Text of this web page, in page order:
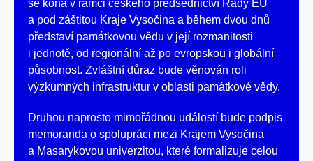
se koná v rámci českého předsednictví Rady EU
a pod záštitou Kraje Vysočina a během dvou dnů
představí památkovou vědu v její rozmanitosti
i jednotě, od regionální až po evropskou i globální
působnost. Zvláštní důraz bude věnován roli
výzkumných infrastruktur v oblasti památkové vědy.
Druhou naprosto mimořádnou událostí bude podpis
memoranda o spolupráci mezi Krajem Vysočina
a Masarykovou univerzitou, které formalizuje celou